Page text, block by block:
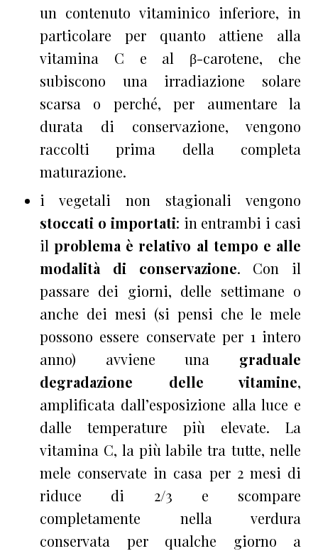
un contenuto vitaminico inferiore, in
particolare per quanto attiene alla
vitamina C e al β-carotene, che
subiscono una irradiazione solare
scarsa o perché, per aumentare la
durata di conservazione, vengono
raccolti prima della completa
maturazione.
i vegetali non stagionali vengono
stoccati o importati: in entrambi i casi
ilproblema è relativo al tempo e alle
modalità di conservazione. Con il
passare dei giorni, delle settimane o
anche dei mesi (si pensi che le mele
possono essere conservate per 1 intero
anno) avviene una graduale
degradazione delle vitamine,
amplificata dall’esposizione alla luce e
dalle temperature più elevate. La
vitamina C, la più labile tra tutte, nelle
mele conservate in casa per 2 mesi di
riduce di 2/3 e scompare
completamente nella verdura
conservata per qualche giorno a